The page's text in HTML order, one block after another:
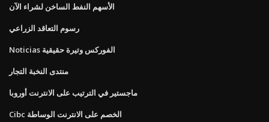
الأسهم النفط الساخن لشراء الآن
رسوم التعاقد الزراعي
Noticias الفوركس وتيرة حقيقية
منتدى النخبة التجار
ماجستير في الترتيب على الانترنت أوروبا
Cibc الخصم على الانترنت الوساطة